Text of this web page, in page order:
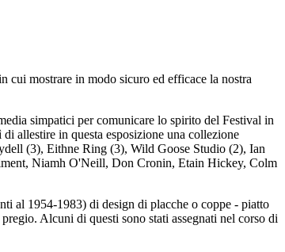
mostrare in modo sicuro ed efficace la nostra
simpatici per comunicare lo spirito del Festival in
allestire in questa esposizione una collezione
(3), Eithne Ring (3), Wild Goose Studio (2), Ian
Niamh O'Neill, Don Cronin, Etain Hickey, Colm
al 1954-1983) di design di placche o coppe - piatto
Alcuni di questi sono stati assegnati nel corso di